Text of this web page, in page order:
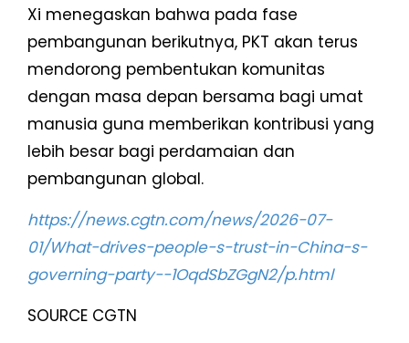
Xi menegaskan bahwa pada fase
pembangunan berikutnya, PKT akan terus
mendorong pembentukan komunitas
dengan masa depan bersama bagi umat
manusia guna memberikan kontribusi yang
lebih besar bagi perdamaian dan
pembangunan global.
https://news.cgtn.com/news/2026-07-
01/What-drives-people-s-trust-in-China-s-
governing-party--1OqdSbZGgN2/p.html
SOURCE CGTN